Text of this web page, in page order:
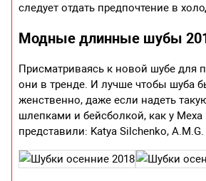
следует отдать предпочтение в
Модные длинные шубы
Присматриваясь к новой шубе для
они в тренде. И лучше чтобы шуба
женственно, даже если надеть
шлепками и бейсболкой, как у
представили: Katya Silchenko,